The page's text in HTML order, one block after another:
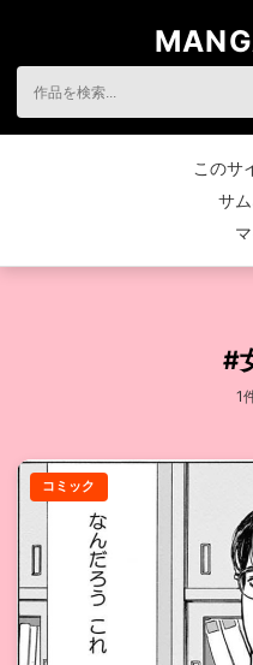
このサ
サ
#
1
コミック